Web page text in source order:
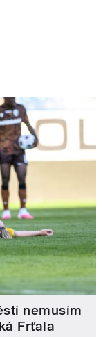
nemusím
Frťala